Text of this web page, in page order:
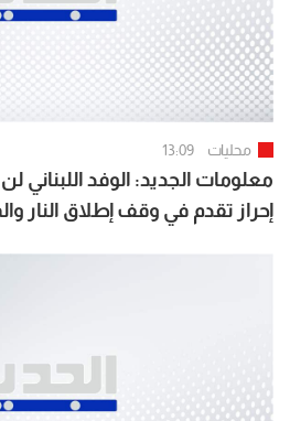
محليات 13:09
معلومات الجديد: الوفد اللبناني
إحراز تقدم في وقف إطلاق النار